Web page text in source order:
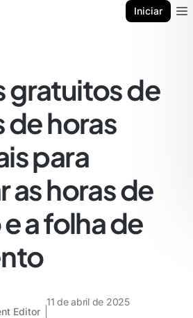
Iniciar
gratuitos de
de horas
para
as horas de
a folha de
Editor
11 de abril de 2025